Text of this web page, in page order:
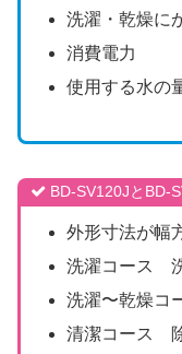
洗濯・乾燥に
消費電力
使用する水の
BD-SV120JとBD-
外形寸法が幅
洗濯コース
洗濯〜乾燥コ
清潔コース